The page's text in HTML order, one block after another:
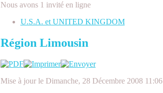
Nous avons 1 invité en ligne
U.S.A. et UNITED KINGDOM
Région Limousin
Mise à jour le Dimanche, 28 Décembre 2008 11:06